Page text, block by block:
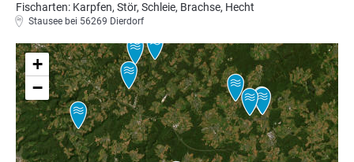
Fischarten: Karpfen, Stör, Schleie, Brachse, Hecht
Stausee bei 56269 Dierdorf
+
−